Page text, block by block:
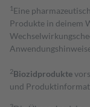
1 Eine
Produkte in deinem
2Biozidprodukte
und